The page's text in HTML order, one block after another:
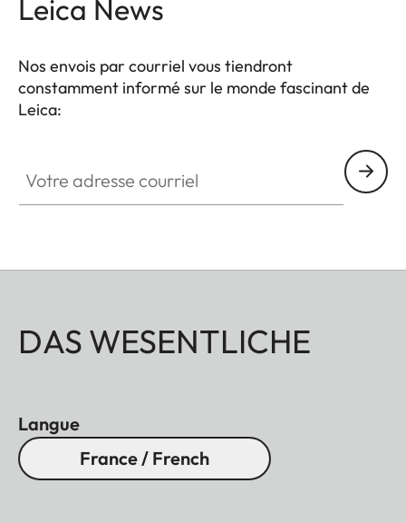
Leica News
Nos envois par courriel vous tiendront
constamment informé sur le monde fascinant de
Leica:
DAS WESENTLICHE
Langue
France / French